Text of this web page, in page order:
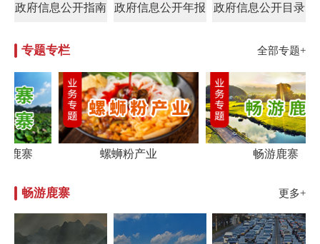
政府信息公开指南 政府信息公开年报 政府信息公开目录
专题专栏 全部专题+
鹿寨 螺蛳粉产业 畅游鹿寨
畅游鹿寨 更多+